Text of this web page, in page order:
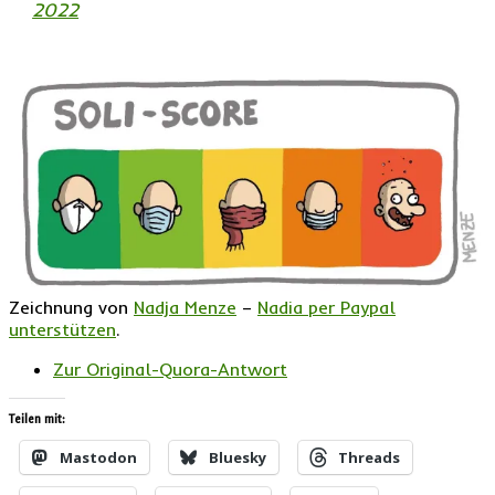
2022
Zeichnung von Nadja Menze – Nadia per Paypal
unterstützen.
Zur Original-Quora-Antwort
Teilen mit:
Mastodon Bluesky Threads